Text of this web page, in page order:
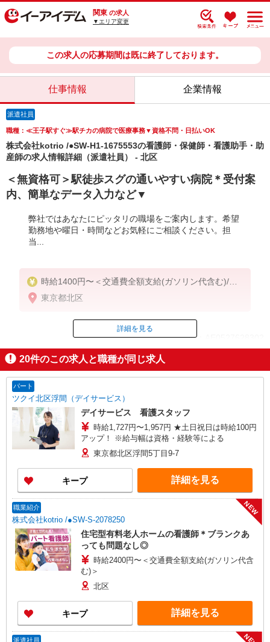
関東 の求人
▼エリア変更
この求人の応募期間は既に終了しております。
仕事情報 企業情報
派遣社員
職種：≪王子駅すぐ≫駅チカの病院で医療事務▼資格不問・日払いOK
株式会社kotrio /●SW-H1-1675553の看護師・保健師・看護助手・助
産師の求人情報詳細（派遣社員） - 北区
＜無資格可＞駅徒歩スグの通いやすい病院＊受付案
内、簡単なデータ入力など▼
弊社ではあなたにピッタリの職場をご案内します。希望
勤務地や曜日・時間などお気軽にご相談ください。担
当...
時給1400円〜＜交通費全額支給(ガソリン代含む)/日
払い有/経験者時給優遇＞
東京都北区
ID：AE0527628302
掲載期間終了
詳細を見る
20件のこの求人と職種が同じ求人
パート
ツクイ北区浮間（デイサービス）
デイサービス 看護スタッフ
時給1,727円〜1,957円 ★土日祝日は時給100円
アップ！ ※給与幅は資格・経験等による
東京都北区浮間5丁目9-7
キープ 詳細を見る
職業紹介
株式会社kotrio /●SW-S-2078250
NEW
住宅型有料老人ホームの看護師＊ブランクあ
っても問題なし◎
時給2400円〜＜交通費全額支給(ガソリン代含
む)＞
北区
キープ 詳細を見る
派遣社員